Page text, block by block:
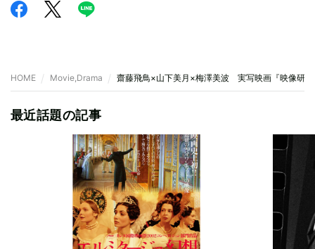
HOME Movie,Drama 齋藤飛鳥×山下美月×梅澤美波 実写映画『映像研に
最近話題の記事